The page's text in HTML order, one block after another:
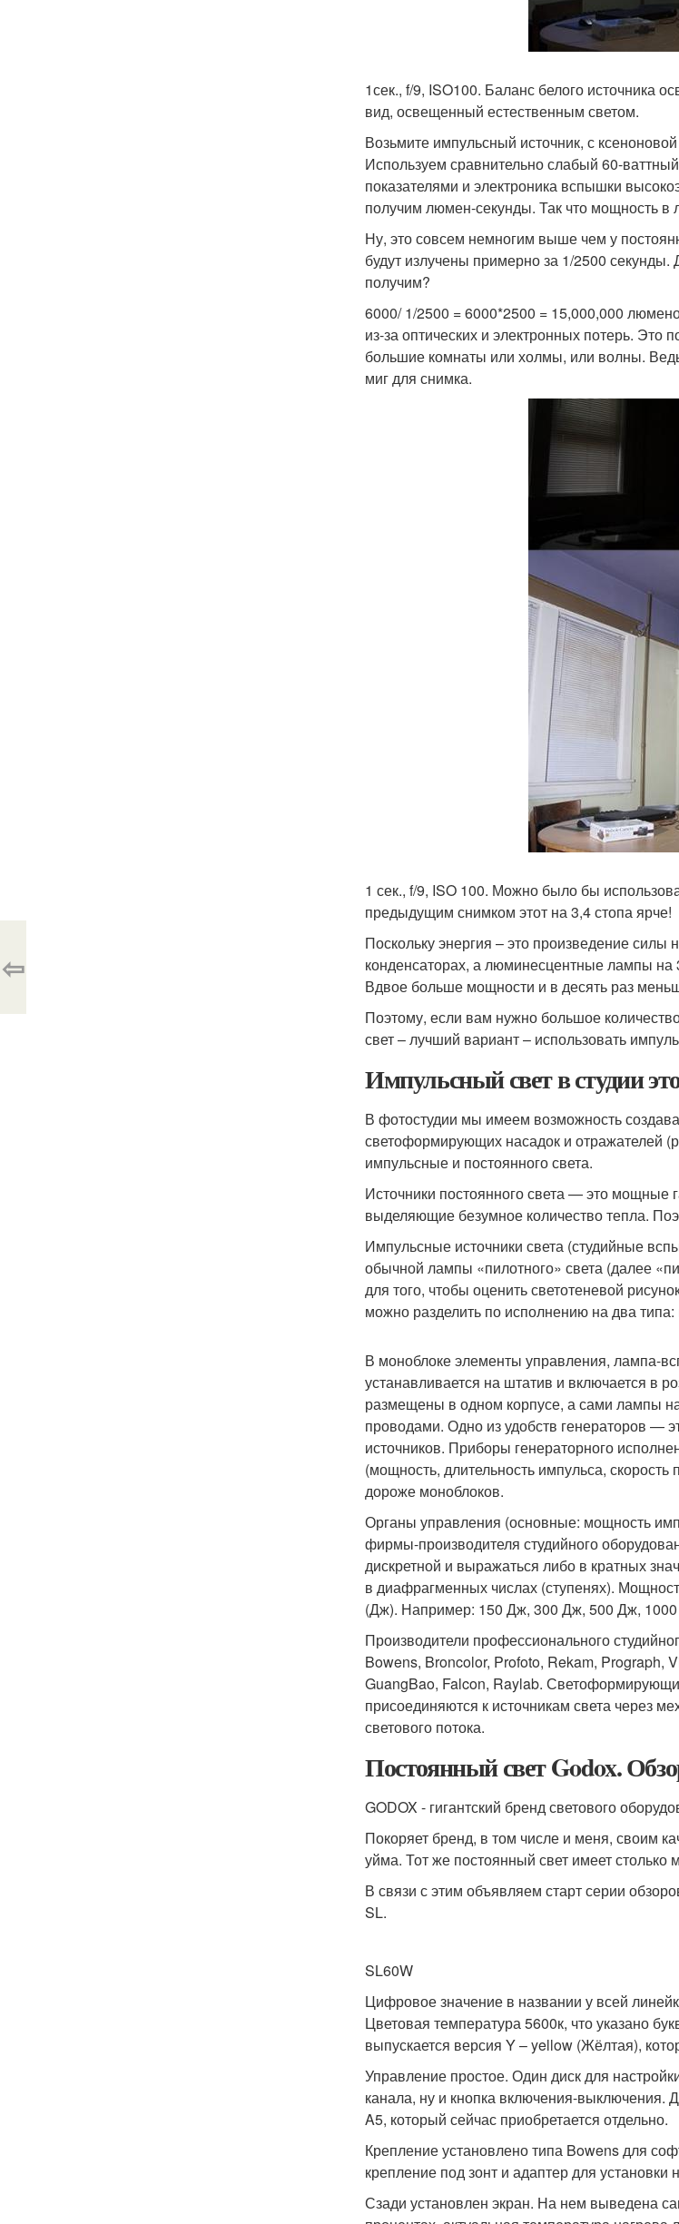
1сек., f/9, ISO100. Баланс белого источника
вид, освещенный естественным светом.
Возьмите импульсный источник, с
Используем сравнительно слабый 60-
показателями и электроника вспышки
получим люмен-секунды. Так что мощность в
Ну, это совсем немногим выше чем у
будут излучены примерно за 1/2500
получим?
6000/ 1/2500 = 6000*2500 = 15,000,000
из-за оптических и электронных потерь. Это
большие комнаты или холмы, или волны.
миг для снимка.
1 сек., f/9, ISO 100. Можно было бы
предыдущим снимком этот на 3,4 стопа ярче!
Поскольку энергия – это произведение
конденсаторах, а люминесцентные лампы на
Вдвое больше мощности и в десять раз
Поэтому, если вам нужно большое
свет – лучший вариант – использовать
Импульсный свет в студии
В фотостудии мы имеем возможность
светоформирующих насадок и отражателей
импульсные и постоянного света.
Источники постоянного света — это мощные
выделяющие безумное количество тепла.
Импульсные источники света (студийные
обычной лампы «пилотного» света (далее
для того, чтобы оценить светотеневой
можно разделить по исполнению на два
В моноблоке элементы управления, лампа-
устанавливается на штатив и включается в
размещены в одном корпусе, а сами лампы
проводами. Одно из удобств генераторов —
источников. Приборы генераторного
(мощность, длительность импульса,
дороже моноблоков.
Органы управления (основные: мощность
фирмы-производителя студийного
дискретной и выражаться либо в кратных
в диафрагменных числах (ступенях).
(Дж). Например: 150 Дж, 300 Дж, 500 Дж,
Производители профессионального
Bowens, Broncolor, Profoto, Rekam,
GuangBao, Falcon, Raylab.
присоединяются к источникам света через
светового потока.
Постоянный свет Godox.
GODOX - гигантский бренд светового
Покоряет бренд, в том числе и меня, своим
уйма. Тот же постоянный свет имеет столько
В связи с этим объявляем старт серии
SL.
SL60W
Цифровое значение в названии у всей
Цветовая температура 5600к, что указано
выпускается версия Y – yellow (Жёлтая),
Управление простое. Один диск для
канала, ну и кнопка включения-
A5, который сейчас приобретается отдельно.
Крепление установлено типа Bowens для
крепление под зонт и адаптер для установки
Сзади установлен экран. На нем выведена
⇦